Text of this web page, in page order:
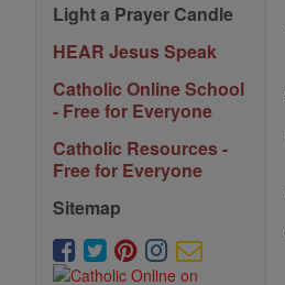
Light a Prayer Candle
HEAR Jesus Speak
Catholic Online School
- Free for Everyone
Catholic Resources -
Free for Everyone
Sitemap